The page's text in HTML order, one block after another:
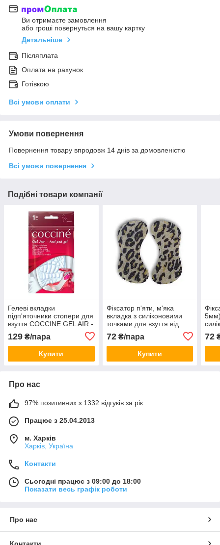
Ви отримаєте замовлення
або гроші повернуться на вашу картку
Детальніше
Післяплата
Оплата на рахунок
Готівкою
Всі умови оплати
Умови повернення
Повернення товару впродовж 14 днів за домовленістю
Всі умови повернення
Подібні товари компанії
Гелеві вкладки
підп'яточники стопери для
взуття COCCINE GEL AIR -
129 ₴/пара
Купити
Фіксатор п'яти, м'яка
вкладка з силіконовими
точками для взуття від
натирання, Леопардовий
72₴/пара
Купити
72
Про нас
97% позитивних з 1332 відгуків за рік
Працює з 25.04.2013
м. Харків
Харків, Україна
Контакти
Сьогодні працює з 09:00 до 18:00
Показати весь графік роботи
Про нас
Контакти